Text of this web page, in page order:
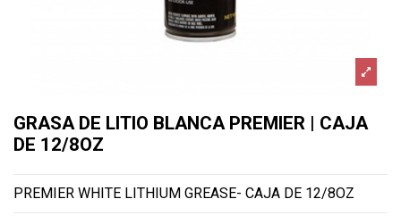
GRASA DE LITIO BLANCA PREMIER | CAJA
DE 12/8OZ
PREMIER WHITE LITHIUM GREASE- CAJA DE 12/8OZ